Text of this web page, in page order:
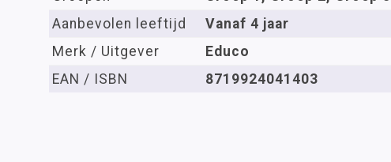
Aanbevolen leeftijd
Vanaf 4 jaar
Merk / Uitgever
Educo
EAN / ISBN
8719924041403